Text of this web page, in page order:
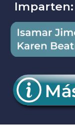
Imparten: